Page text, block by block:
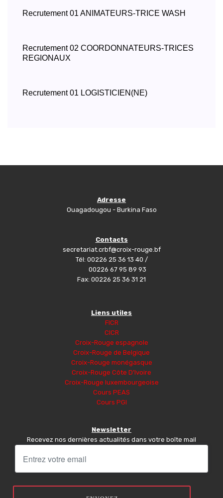
Recrutement 01 ANIMATEURS-TRICE WASH
Recrutement 02 COORDONNATEURS-TRICES
REGIONAUX
Recrutement 01 LOGISTICIEN(NE)
Adresse
Ouagadougou - Burkina Faso
Contacts
secretariat.crbf@croix-rouge.bf
Tél: 00226 25 36 13 40 /
00226 67 95 89 93
Fax: 00226 25 36 31 21
Liens utiles
FICR
CICR
Croix-Rouge espagnole
Croix-Rouge de Belgique
Croix-Rouge monégasque
Croix-Rouge Côte D’Ivoire
Croix-Rouge luxembourgeoise
Cours PEAS
Cours PGI
Newsletter
Recevez nos dernières actualités dans votre boîte mail